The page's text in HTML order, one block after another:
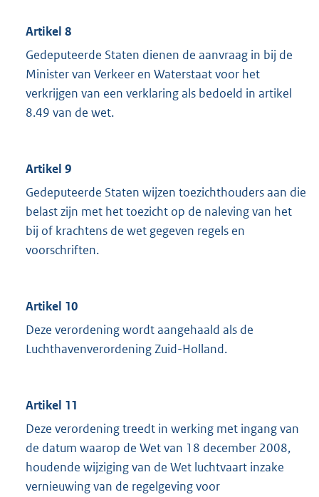
Artikel 8
Gedeputeerde Staten dienen de aanvraag in bij de
Minister van Verkeer en Waterstaat voor het
verkrijgen van een verklaring als bedoeld in artikel
8.49 van de wet.
Artikel 9
Gedeputeerde Staten wijzen toezichthouders aan die
belast zijn met het toezicht op de naleving van het
bij of krachtens de wet gegeven regels en
voorschriften.
Artikel 10
Deze verordening wordt aangehaald als de
Luchthavenverordening Zuid-Holland.
Artikel 11
Deze verordening treedt in werking met ingang van
de datum waarop de Wet van 18 december 2008,
houdende wijziging van de Wet luchtvaart inzake
vernieuwing van de regelgeving voor